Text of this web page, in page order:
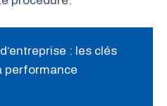
: les clés
performance